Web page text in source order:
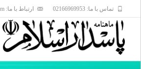
تماس با ما: 02166969953 ارتباط با ما: info[at]pasdareeslam.com